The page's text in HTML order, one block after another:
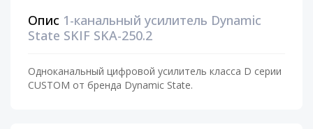
Опис 1-канальный усилитель Dynamic
State SKIF SKA-250.2
Одноканальный цифровой усилитель класса D серии
CUSTOM от бренда Dynamic State.